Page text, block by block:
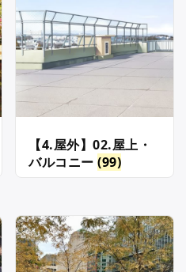
【4.屋外】02.屋上・
バルコニー(99)